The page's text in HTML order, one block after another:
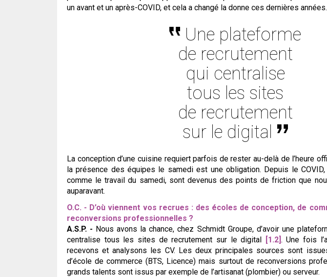
un avant et un après-COVID, et cela a changé la donne ces dernières années.
Une plateforme
de recrutement
qui centralise
tous les sites
de recrutement
sur le digital
La conception d’une cuisine requiert parfois de rester au-delà de l’heure
la présence des équipes le samedi est une obligation. Depuis le
comme le travail du samedi, sont devenus des points de friction que
auparavant.
O.C. - D’où viennent vos recrues : des écoles de conception, de
reconversions professionnelles ?
A.S.P. - Nous avons la chance, chez Schmidt Groupe, d’avoir une
centralise tous les sites de recrutement sur le digital [1.2]. Une fois
recevons et analysons les CV. Les deux principales sources sont
d’école de commerce (BTS, Licence) mais surtout de reconversions
grands talents sont issus par exemple de l’artisanat (plombier) ou serveur.